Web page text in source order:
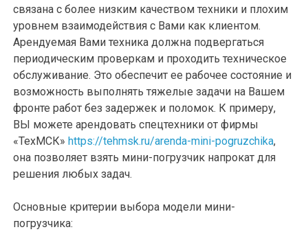
связана с более низким качеством техники и плохим
уровнем взаимодействия с Вами как клиентом.
Арендуемая Вами техника должна подвергаться
периодическим проверкам и проходить техническое
обслуживание. Это обеспечит ее рабочее состояние и
возможность выполнять тяжелые задачи на Вашем
фронте работ без задержек и поломок. К примеру,
ВЫ можете арендовать спецтехники от фирмы
«ТехМСК»https://tehmsk.ru/arenda-mini-pogruzchika,
она позволяет взять мини-погрузчик напрокат для
решения любых задач.
Основные критерии выбора модели мини-
погрузчика: